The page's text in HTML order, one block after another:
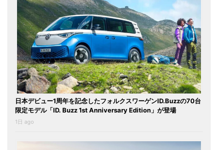
日本デビュー1周年を記念したフォルクスワーゲンID.Buzzの70台
限定モデル「ID. Buzz 1st Anniversary Edition」が登場
1日 ago